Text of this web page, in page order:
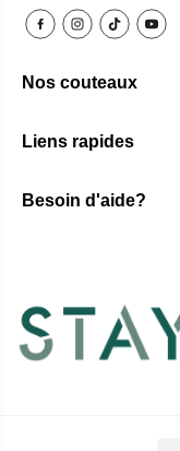
Nos couteaux
Liens rapides
Besoin d'aide?